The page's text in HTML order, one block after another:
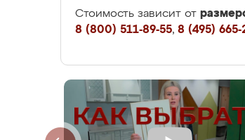
Стоимость зависит от
8 (800) 511-89-55, 8 (495) 665-